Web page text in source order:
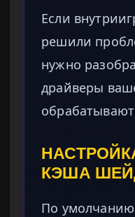
Если
решили
нужно
драйверы
КЭША
По умолчанию